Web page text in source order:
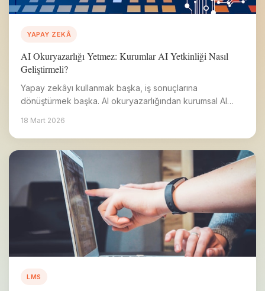
YAPAY ZEKÂ
AI Okuryazarlığı Yetmez: Kurumlar AI Yetkinliği Nasıl
Geliştirmeli?
Yapay zekâyı kullanmak başka, iş sonuçlarına
dönüştürmek başka. AI okuryazarlığından kurumsal AI
18 Mart 2026
LMS